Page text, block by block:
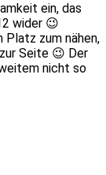
ein, das
wider 😉
Platz zum nähen,
Seite 😉 Der
nicht so